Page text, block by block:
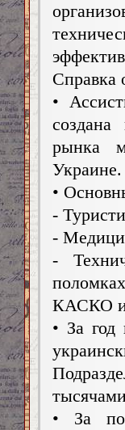
•
рынка
Украине.
•
-
-
-
КАСКО
• За год
• За